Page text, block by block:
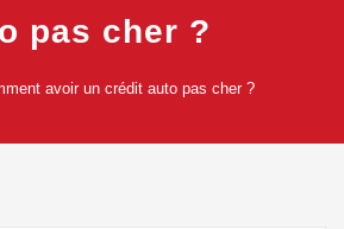
pas cher ?
avoir un crédit auto pas cher ?